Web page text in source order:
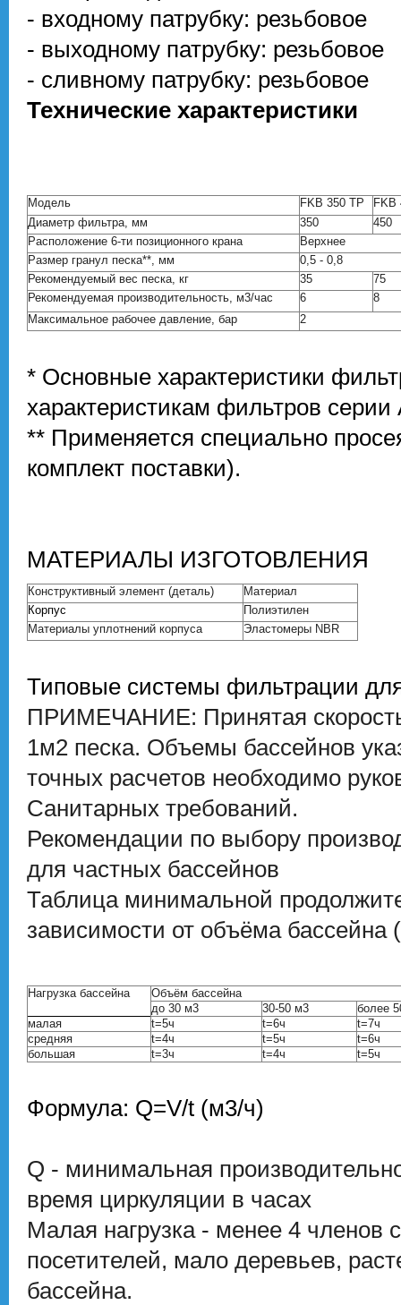
- входному патрубку: резьбовое
- выходному патрубку: резьбовое
- сливному патрубку: резьбовое
Технические характеристики
Модель FKB 350 TP
FKB
Диаметр фильтра, мм
350
450
Расположение 6-ти позиционного крана
Верхнее
Размер гранул песка**, мм
0,5 - 0,8
Рекомендуемый вес песка, кг
35
75
Рекомендуемая производительность, м3/час
6
8
Максимальное рабочее давление, бар
2
* Основные характеристики
характеристикам фильтров серии
** Применяется специально
комплект поставки).
МАТЕРИАЛЫ ИЗГОТОВЛЕНИЯ
Конструктивный элемент (деталь)
Материал
Корпус
Полиэтилен
Материалы уплотнений корпуса
Эластомеры NBR
Типовые системы фильтрации
ПРИМЕЧАНИЕ: Принятая
1м2 песка. Объемы бассейнов
точных расчетов необходимо
Санитарных требований.
Рекомендации по выбору
для частных бассейнов
Таблица минимальной
зависимости от объёма бассейна
Нагрузка бассейна
Объём бассейна
до 30 м3
30-50 м3
более
малая
t=5ч t=6ч
t=7ч
средняя
t=4ч t=5ч
t=6ч
большая
t=3ч t=4ч t=5ч
Формула: Q=V/t (м3/ч)
Q - минимальная
время циркуляции в часах
Малая нагрузка - менее 4 членов
посетителей, мало деревьев,
бассейна.